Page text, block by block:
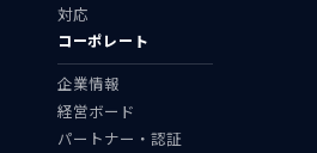
対応
コーポレート
企業情報
経営ボード
パートナー・認証